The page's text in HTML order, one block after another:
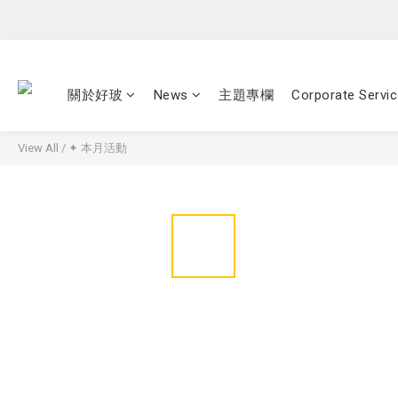
關於好玻 News 主題專欄 Corporate
View All / ✦ 本月活動